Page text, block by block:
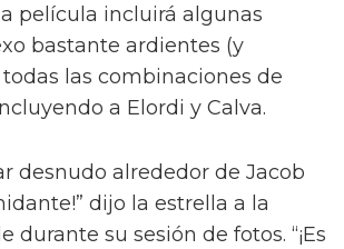
película incluirá algunas
bastante ardientes (y
las combinaciones de
a Elordi y Calva.
desnudo alrededor de Jacob
dijo la estrella a la
durante su sesión de fotos. “¡Es